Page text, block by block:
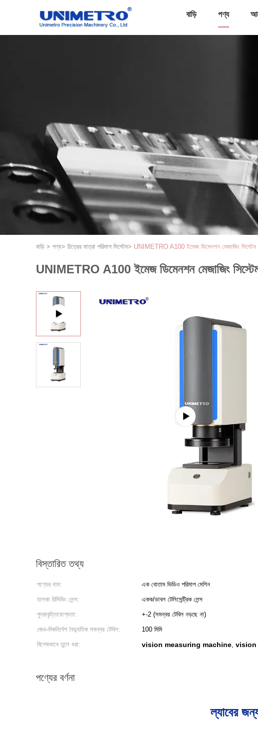
বাড়ি পণ্য
বাড়ি > পণ্য> চিত্রের মাত্রা পরিমাপ সিস্টেম> UNIMETRO A100 ইমেজ ডিমেনশন মেজাজিং সিস্টেম
UNIMETRO A100 ইমেজ ডিমেনশন মেজাজিং সিস্টেম
বিস্তারিত তথ্য
পণ্যের নাম: এক বোতাম ভিডিও পরিমাপ মেশিন
হালকা রিসিভিং লেন্স:
একক/ডাবল টেলিসেন্ট্রিক লেন্স
পুনরাবৃত্তিযোগ্যতা:
+-2 (সমন্বয় টেবিল নড়ছে না)
জেড-দিকনির্দেশ বৈদ্যুতিক সমন্বয় টেবিল:
100 মিমি
বিশেষভাবে তুলে ধরা:
vision measuring machine, vision
পণ্যের বর্ণনা
ল্যাবের